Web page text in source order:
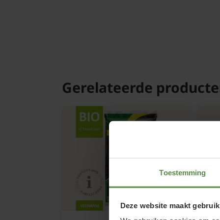
Toestemming
Deze website maakt
Gerelateerde